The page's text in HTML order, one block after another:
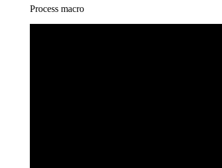
Process macro